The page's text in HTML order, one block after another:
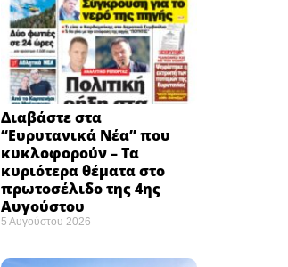
Διαβάστε στα
“Ευρυτανικά Νέα” που
κυκλοφορούν – Τα
κυριότερα θέματα στο
πρωτοσέλιδο της 4ης
Αυγούστου
5 Αυγούστου 2026